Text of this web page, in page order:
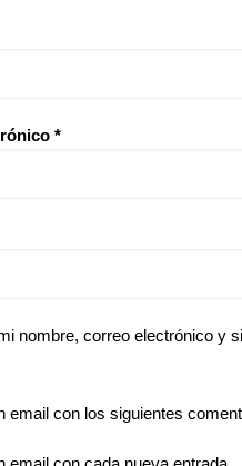
*
nombre, correo electrónico y
email con los siguientes